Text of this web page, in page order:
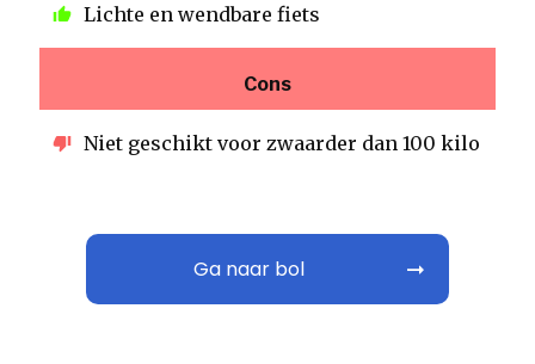
Lichte en wendbare fiets
Cons
Niet geschikt voor zwaarder dan 100 kilo
Ga naar bol